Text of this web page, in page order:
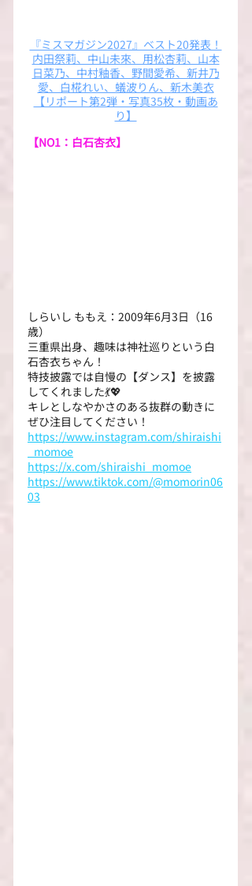
『ミスマガジン2027』ベスト20発表！
内田祭莉、中山未來、用松杏莉、山本
日菜乃、中村釉香、野間愛希、新井乃
愛、白椛れい、蟻波りん、新木美衣
【リポート第2弾・写真35枚・動画あ
り】
【NO1：白石杏衣】
しらいし ももえ：2009年6月3日（16
歳）
三重県出身、趣味は神社巡りという白
石杏衣ちゃん！
特技披露では自慢の【ダンス】を披露
してくれました💃💖
キレとしなやかさのある抜群の動きに
ぜひ注目してください！
https://www.instagram.com/shiraishi
_momoe
https://x.com/shiraishi_momoe
https://www.tiktok.com/@momorin06
03